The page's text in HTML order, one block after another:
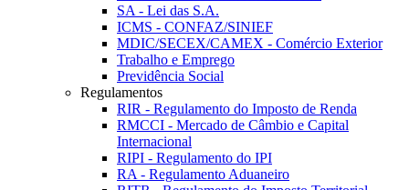
SA - Lei das S.A.
ICMS - CONFAZ/SINIEF
MDIC/SECEX/CAMEX - Comércio Exterior
Trabalho e Emprego
Previdência Social
Regulamentos
RIR - Regulamento do Imposto de Renda
RMCCI - Mercado de Câmbio e Capital
Internacional
RIPI - Regulamento do IPI
RA - Regulamento Aduaneiro